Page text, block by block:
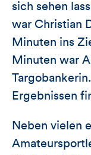
sich sehen
war Christian
Minuten ins
Minuten war
Ergebnissen
Neben vielen